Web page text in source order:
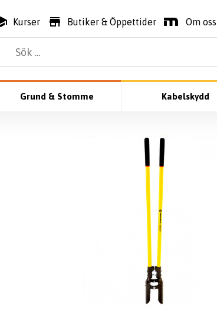
Kurser Butiker & Öppettider Om oss
Grund & Stomme Kabelskydd